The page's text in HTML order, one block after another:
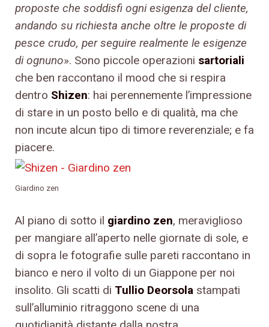
proposte che soddisfi ogni esigenza del cliente,
andando su richiesta anche oltre le proposte di
pesce crudo, per seguire realmente le esigenze
di ognuno». Sono piccole operazioni sartoriali
che ben raccontano il mood che si respira
dentro Shizen: hai perennemente l’impressione
di stare in un posto bello e di qualità, ma che
non incute alcun tipo di timore reverenziale; e fa
piacere.
Giardino zen
Al piano di sotto il giardino zen, meraviglioso
per mangiare all’aperto nelle giornate di sole, e
di sopra le fotografie sulle pareti raccontano in
bianco e nero il volto di un Giappone per noi
insolito. Gli scatti di Tullio Deorsola stampati
sull’alluminio ritraggono scene di una